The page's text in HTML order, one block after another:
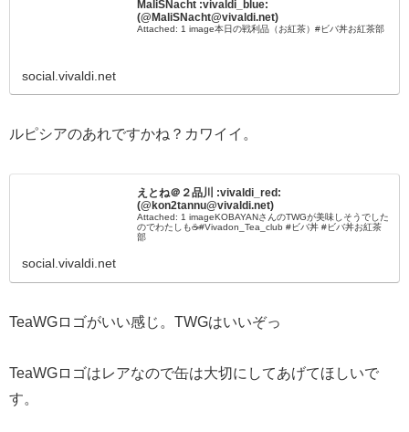
MaliSNacht :vivaldi_blue:
(@MaliSNacht@vivaldi.net)
Attached: 1 image本日の戦利品（お紅茶）#ビバ丼お紅茶部
social.vivaldi.net
ルピシアのあれですかね？カワイイ。
えとね＠２品川 :vivaldi_red:
(@kon2tannu@vivaldi.net)
Attached: 1 imageKOBAYANさんのTWGが美味しそうでした
のでわたしも☕️#Vivadon_Tea_club #ビバ丼 #ビバ丼お紅茶
部
social.vivaldi.net
TeaWGロゴがいい感じ。TWGはいいぞっ
TeaWGロゴはレアなので缶は大切にしてあげてほしいで
す。